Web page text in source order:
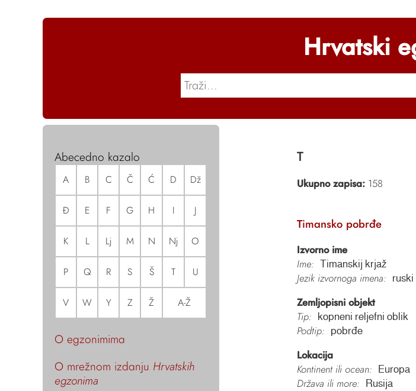
Hrvatski
Abecedno kazalo
A B C Č Ć D Dž
Đ E F G H I J
K L Lj M N Nj O
P Q R S Š T U
V W Y Z Ž A-Ž
O egzonimima
O mrežnom izdanju Hrvatskih
egzonima
T
Ukupno zapisa:158
Timansko pobrđe
Izvorno ime
Ime:
Timanskij krjaž
Jezik izvornoga imena: ruski
Zemljopisni objekt
Tip:
kopneni reljefni oblik
Podtip: pobrđe
Lokacija
Kontinent ili ocean:
Europa
Država ili more: Rusija